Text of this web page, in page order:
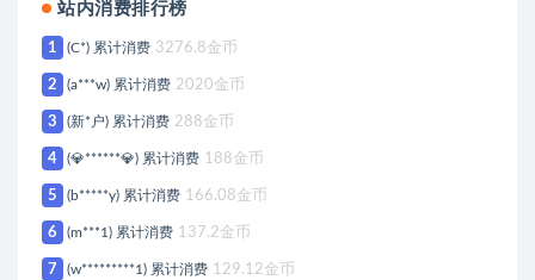
站内消费排行榜
1 (C*) 累计消费 3276.8金币
2 (a***w) 累计消费 2020金币
3 (新*户) 累计消费 288金币
4 (💎******💎) 累计消费 188金币
5 (b*****y) 累计消费 166.08金币
6 (m***1) 累计消费 137.2金币
7 (w*********1) 累计消费 129.12金币